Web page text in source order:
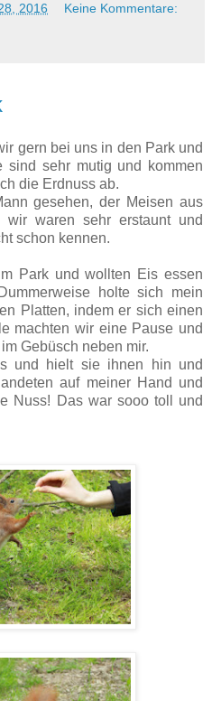
2016 Keine Kommentare:
gern bei uns in den Park und
sind sehr mutig und kommen
die Erdnuss ab.
gesehen, der Meisen aus
waren sehr erstaunt und
schon kennen.
Park und wollten Eis essen
holte sich mein
Platten, indem er sich einen
machten wir eine Pause und
Gebüsch neben mir.
und hielt sie ihnen hin und
auf meiner Hand und
Nuss! Das war sooo toll und